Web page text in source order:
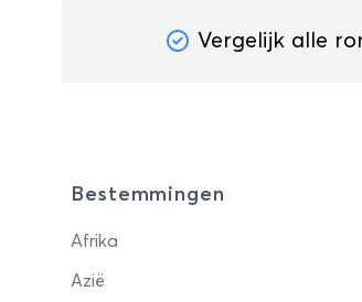
Vergelijk alle
Bestemmingen
Afrika
Azië